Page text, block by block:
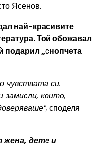
Ясенов.
най-красивите
Той обожавал
подарил „снопчета
чувствата си.
замисли, които,
споделя
жена, дете и